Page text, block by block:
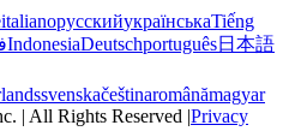
italianoрусскийукраїнськаTiếng
IndonesiaDeutschportuguês日本語
svenskačeštinaromânămagyar
| All Rights Reserved |Privacy